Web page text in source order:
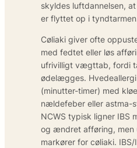
skyldes luftdannelsen,
er flyttet op i
Cøliaki giver ofte
med fedtet eller løs
ufrivilligt vægttab, fordi
ødelægges.
(minutter-timer) med
nældefeber eller astma-
NCWS typisk ligner IBS
og ændret afføring, men
markører for cøliaki.